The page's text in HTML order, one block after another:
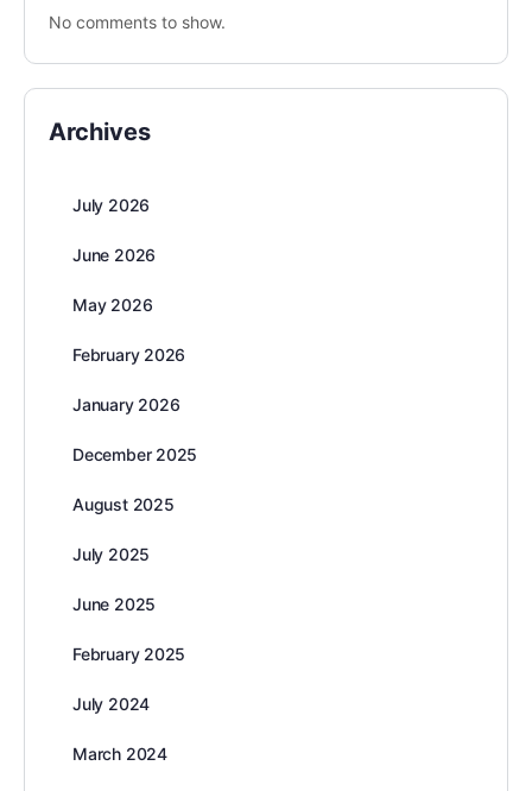
No comments to show.
Archives
July 2026
June 2026
May 2026
February 2026
January 2026
December 2025
August 2025
July 2025
June 2025
February 2025
July 2024
March 2024